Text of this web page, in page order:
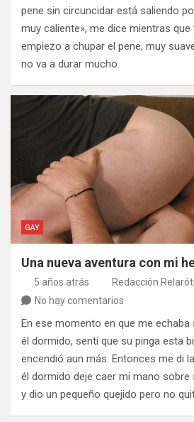
pene sin circuncidar está saliendo
muy caliente», me dice mientras
empiezo a chupar el pene, muy
no va a durar mucho.
GAY
Una nueva aventura con mi
5 años atrás
Redacción
No hay comentarios
En ese momento en que me
él dormido, sentí que su pinga esta
encendió aun más. Entonces me di
él dormido deje caer mi mano sobre
y dio un pequeño quejido pero no